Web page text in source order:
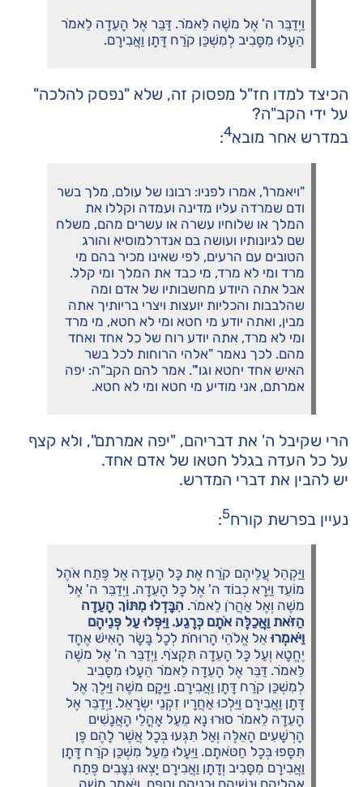
וַיְדַבֵּר ה' אֶל משֶׁה לֵּאמֹר. דַּבֵּר אֶל הָעֵדָה לֵאמֹר
הֵעָלוּ מִסָּבִיב לְמִשְׁכַּן קֹרַח דָּתָן וַאֲבִירָם.
הכיצד למדו חז"ל מפסוק זה, שלא "נפסק להלכה"
על ידי הקב"ה?
במדרש אחר מובא4
:
"ויאמרו", אמרו לפניו: רבונו של עולם, מלך בשר
ודם שמרדה עליו מדינה ועמדה וקללו את
המלך או שלוחיו עשרה או עשרים מהם, משלח
שם לגיונותיו ועושה בם אנדרלמוסיא והורג
הטובים עם הרעים, לפי שאינו מכיר בהם מי
מרד ומי לא מרד, מי כבד את המלך ומי קלל.
אבל אתה היודע מחשבותיו של אדם ומה
שהלבבות והכליות יועצות ויצרי בריותיך אתה
מבין, ואתה יודע מי חטא ומי לא חטא, מי מרד
ומי לא מרד, אתה יודע רוח של כל אחד ואחד
מהם. לכך נאמר "אלהי הרוחות לכל בשר
האיש אחד יחטא וגו'". אמר להם הקב"ה: יפה
אמרתם, אני מודיע מי חטא ומי לא חטא.
הרי שקיבל ה' את דבריהם, "יפה אמרתם", ולא קצף
על כל העדה בגלל חטאו של אדם אחד.
יש להבין את דברי המדרש.
נעיין בפרשת קורח5
:
וַיַּקְהֵל עֲלֵיהֶם קֹרַח אֶת כָּל הָעֵדָה אֶל פֶּתַח אֹהֶל
מוֹעֵד וַיֵּרָא כְבוֹד ה' אֶל כָּל הָעֵדָה. וַיְדַבֵּר ה' אֶל
משֶׁה וְאֶל אַהֲרֹן לֵאמֹר. הִבָּדְלוּ מִתּוֹךְ הָעֵדָה
הַזֹּאת וַאֲכַלֶּה אֹתָם כְּרָגַע. וַיִּפְּלוּ עַל פְּנֵיהֶם
וַיֹּאמְרוּאֵל אֱלֹהֵי הָרוּחֹת לְכָל בָּשָׂר הָאִישׁ אֶחָד
יֶחֱטָא וְעַל כָּל הָעֵדָה תִּקְצֹף. וַיְדַבֵּר ה' אֶל משֶׁה
לֵּאמֹר. דַּבֵּר אֶל הָעֵדָה לֵאמֹר הֵעָלוּ מִסָּבִיב
לְמִשְׁכַּן קֹרַח דָּתָן וַאֲבִירָם. וַיָּקָם משֶׁה וַיֵּלֶךְ אֶל
דָּתָן וַאֲבִירָם וַיֵּלְכוּ אַחֲרָיו זִקְנֵי יִשְׂרָאֵל. וַיְדַבֵּר אֶל
הָעֵדָה לֵאמֹר סוּרוּ נָא מֵעַל אָהֳלֵי הָאֲנָשִׁים
הָרְשָׁעִים הָאֵלֶּה וְאַל תִּגְּעוּ בְּכָל אֲשֶׁר לָהֶם פֶּן
תִּסָּפוּ בְּכָל חַטֹּאתָם. וַיֵּעָלוּ מֵעַל מִשְׁכַּן קֹרַח דָּתָן
וַאֲבִירָם מִסָּבִיב וְדָתָן וַאֲבִירָם יָצְאוּ נִצָּבִים פֶּתַח